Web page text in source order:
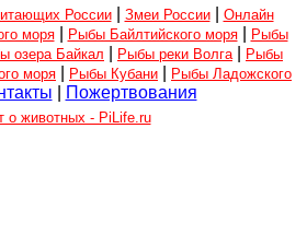
России| Змеи России| Онлайн
моря| Рыбы Байлтийского моря|
Рыбы
озера Байкал Рыбы реки Волга
Рыбы
моря Рыбы Кубани
Рыбы Ладожского
Пожертвования
о животных - PiLife.ru